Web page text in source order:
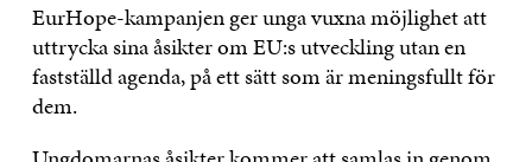
EurHope-kampanjen ger unga vuxna möjlighet att
uttrycka sina åsikter om EU:s utveckling utan en
fastställd agenda, på ett sätt som är meningsfullt för
dem.